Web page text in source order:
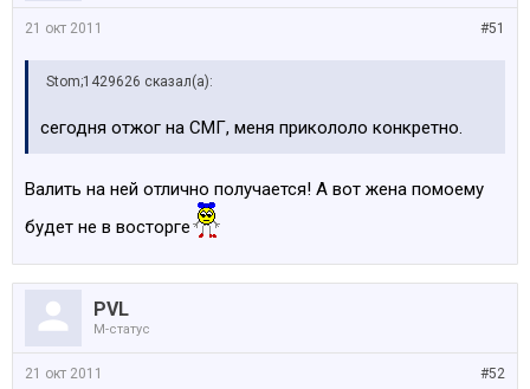
#51
21 окт 2011
Stom;1429626 сказал(а):
сегодня отжог на СМГ, меня прикололо конкретно.
Валить на ней отлично получается! А вот жена помоему
будет не в восторге
PVL
M-статус
#52
21 окт 2011